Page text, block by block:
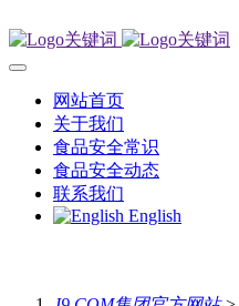
网站首页
关于我们
食品安全常识
食品安全动态
联系我们
English